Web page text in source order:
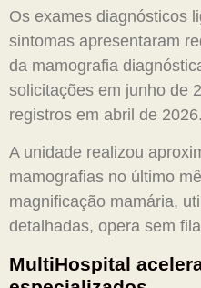
Os exames diagnósticos
sintomas apresentaram
da mamografia
solicitações em junho de
registros em abril de 2026.
A unidade realizou
mamografias no último
magnificação mamária,
detalhadas, opera sem
MultiHospital